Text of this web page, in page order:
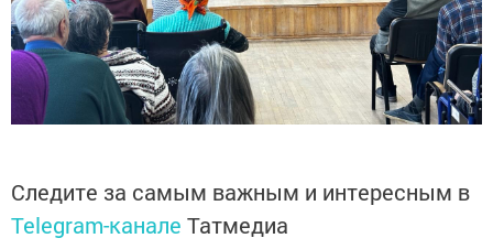
Следите за самым важным и интересным в
Telegram-канале Татмедиа